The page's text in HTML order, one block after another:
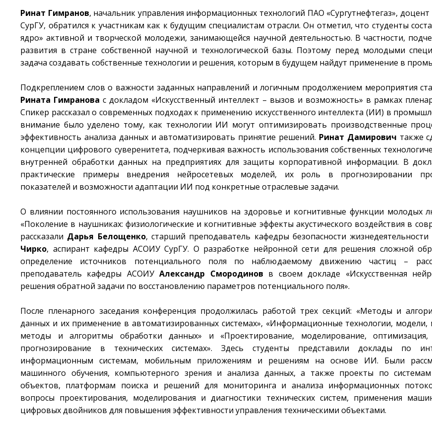
Ринат Гимранов, начальник управления информационных технологий ПАО «Сургутнефтегаз»,
СурГУ, обратился к участникам как к будущим специалистам отрасли. Он отметил, что студенты
ядро» активной и творческой молодежи, занимающейся научной деятельностью. В частности,
развития в стране собственной научной и технологической базы. Поэтому перед молодыми
задача создавать собственные технологии и решения, которым в будущем найдут применение в
Подкреплением слов о важности заданных направлений и логичным продолжением мероприятия
Рината Гимранова с докладом «Искусственный интеллект – вызов и возможность» в рамках
Спикер рассказал о современных подходах к применению искусственного интеллекта (ИИ) в
внимание было уделено тому, как технологии ИИ могут оптимизировать производственные
эффективность анализа данных и автоматизировать принятие решений. Ринат Дамирович также
концепции цифрового суверенитета, подчеркивая важность использования собственных
внутренней обработки данных на предприятиях для защиты корпоративной информации. В
практические примеры внедрения нейросетевых моделей, их роль в прогнозировании
показателей и возможности адаптации ИИ под конкретные отраслевые задачи.
О влиянии постоянного использования наушников на здоровье и когнитивные функции молодых
«Поколение в наушниках: физиологические и когнитивные эффекты акустического воздействия в
рассказали Дарья Белощенко, старший преподаватель кафедры безопасности
Чирко, аспирант кафедры АСОИУ СурГУ. О разработке нейронной сети для решения сложной
определение источников потенциального поля по наблюдаемому движению частиц –
преподаватель кафедры АСОИУАлександр Смородинов в своем докладе «Искусственная
решения обратной задачи по восстановлению параметров потенциального поля».
После пленарного заседания конференция продолжилась работой трех секций: «Методы и
данных и их применение в автоматизированных системах», «Информационные технологии, модели,
методы и алгоритмы обработки данных» и «Проектирование, моделирование, оптимизация,
прогнозирование в технических системах». Здесь студенты представили доклады по
информационным системам, мобильным приложениям и решениям на основе ИИ. Были
машинного обучения, компьютерного зрения и анализа данных, а также проекты по системам
объектов, платформам поиска и решений для мониторинга и анализа информационных
вопросы проектирования, моделирования и диагностики технических систем, применения
цифровых двойников для повышения эффективности управления техническими объектами.